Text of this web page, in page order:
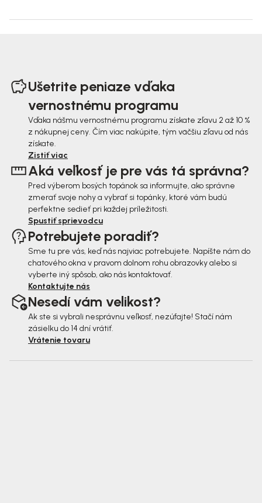
Ušetrite peniaze vďaka
vernostnému programu
Vďaka nášmu vernostnému programu získate zľavu 2 až 10 %
z nákupnej ceny. Čím viac nakúpite, tým väčšiu zľavu od nás
získate.
Zistiť viac
Aká veľkosť je pre vás tá správna?
Pred výberom bosých topánok sa informujte, ako správne
zmerať svoje nohy a vybrať si topánky, ktoré vám budú
perfektne sedieť pri každej príležitosti.
Spustiť sprievodcu
Potrebujete poradiť?
Sme tu pre vás, keď nás najviac potrebujete. Napíšte nám do
chatového okna v pravom dolnom rohu obrazovky alebo si
vyberte iný spôsob, ako nás kontaktovať.
Kontaktujte nás
Nesedí vám velikost?
Ak ste si vybrali nesprávnu veľkosť, nezúfajte! Stačí nám
zásielku do 14 dní vrátiť.
Vrátenie tovaru